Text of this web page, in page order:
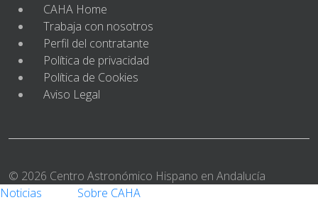
CAHA Home
Trabaja con nosotros
Perfil del contratante
Política de privacidad
Política de Cookies
Aviso Legal
© 2026 Centro Astronómico Hispano en Andalucía
Noticias
Sobre CAHA